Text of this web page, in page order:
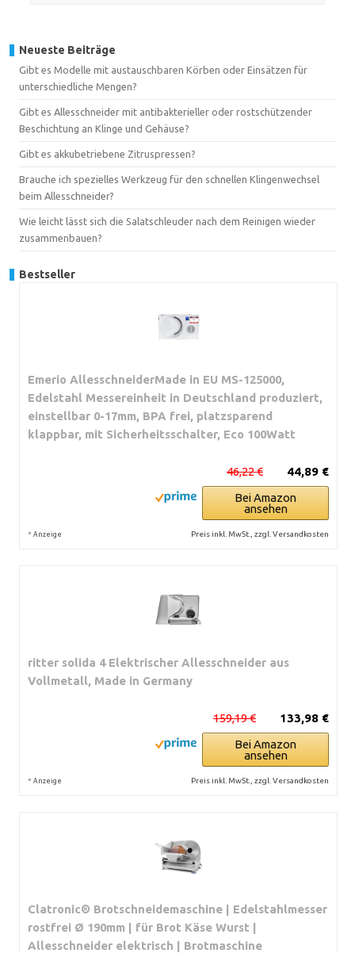
Neueste Beiträge
Gibt es Modelle mit austauschbaren Körben oder Einsätzen für
unterschiedliche Mengen?
Gibt es Allesschneider mit antibakterieller oder rostschützender
Beschichtung an Klinge und Gehäuse?
Gibt es akkubetriebene Zitruspressen?
Brauche ich spezielles Werkzeug für den schnellen Klingenwechsel
beim Allesschneider?
Wie leicht lässt sich die Salatschleuder nach dem Reinigen wieder
zusammenbauen?
Bestseller
Emerio AllesschneiderMade in EU MS-125000,
Edelstahl Messereinheit in Deutschland produziert,
einstellbar 0-17mm, BPA frei, platzsparend
klappbar, mit Sicherheitsschalter, Eco 100Watt
44,89 €
46,22 €
Bei Amazon
ansehen
* Anzeige Preis inkl. MwSt., zzgl. Versandkosten
ritter solida 4 Elektrischer Allesschneider aus
Vollmetall, Made in Germany
133,98 €
159,19 €
Bei Amazon
ansehen
* Anzeige Preis inkl. MwSt., zzgl. Versandkosten
Clatronic® Brotschneidemaschine | Edelstahlmesser
rostfrei Ø 190mm | für Brot Käse Wurst |
Allesschneider elektrisch | Brotmaschine